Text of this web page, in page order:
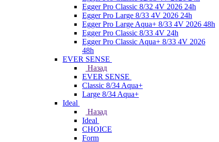
Egger Pro Classic 8/32 4V 2026 24h
Egger Pro Large 8/33 4V 2026 24h
Egger Pro Large Aqua+ 8/33 4V 2026 48h
Egger Pro Classic 8/33 4V 24h
Egger Pro Classic Aqua+ 8/33 4V 2026
48h
EVER SENSE
Назад
EVER SENSE
Classic 8/34 Aqua+
Large 8/34 Aqua+
Ideal
Назад
Ideal
CHOICE
Form